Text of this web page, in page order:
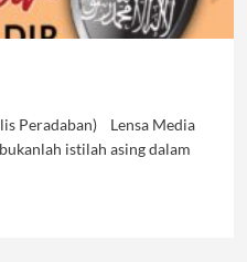
Peradaban) Lensa Media
istilah asing dalam